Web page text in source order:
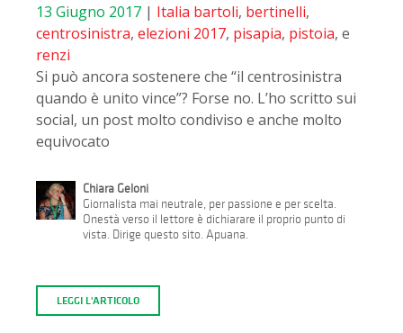
13 Giugno 2017 | Italia bartoli, bertinelli,
centrosinistra, elezioni 2017, pisapia, pistoia, e
renzi
Si può ancora sostenere che “il centrosinistra
quando è unito vince”? Forse no. L’ho scritto sui
social, un post molto condiviso e anche molto
equivocato
Chiara Geloni
Giornalista mai neutrale, per passione e per scelta.
Onestà verso il lettore è dichiarare il proprio punto di
vista. Dirige questo sito. Apuana.
LEGGI L'ARTICOLO